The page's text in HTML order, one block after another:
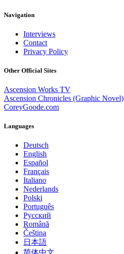
Navigation
Interviews
Contact
Privacy Policy
Other Official Sites
Ascension Works TV
Ascension Chronicles (Graphic Novel)
CoreyGoode.com
Languages
Deutsch
English
Español
Français
Italiano
Nederlands
Polski
Português
Pусский
Română
Čeština
日本語